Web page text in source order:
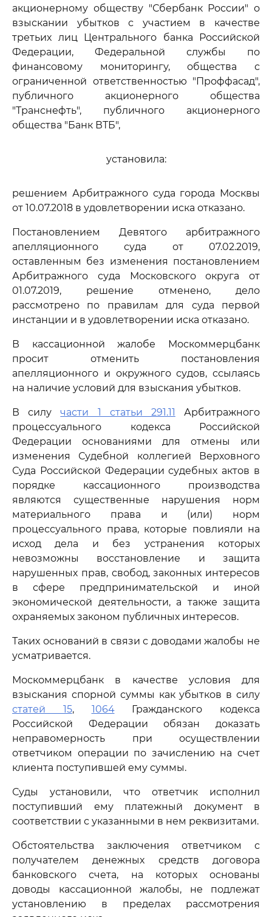
акционерному обществу "Сбербанк России" о
взыскании убытков с участием в качестве
третьих лиц Центрального банка Российской
Федерации, Федеральной службы по
финансовому мониторингу, общества с
ограниченной ответственностью "Проффасад",
публичного акционерного общества
"Транснефть", публичного акционерного
общества "Банк ВТБ",
установила:
решением Арбитражного суда города Москвы
от 10.07.2018 в удовлетворении иска отказано.
Постановлением Девятого арбитражного
апелляционного суда от 07.02.2019,
оставленным без изменения постановлением
Арбитражного суда Московского округа от
01.07.2019, решение отменено, дело
рассмотрено по правилам для суда первой
инстанции и в удовлетворении иска отказано.
В кассационной жалобе Москоммерцбанк
просит отменить постановления
апелляционного и окружного судов, ссылаясь
на наличие условий для взыскания убытков.
В силучасти 1 статьи 291.11 Арбитражного
процессуального кодекса Российской
Федерации основаниями для отмены или
изменения Судебной коллегией Верховного
Суда Российской Федерации судебных актов в
порядке кассационного производства
являются существенные нарушения норм
материального права и (или) норм
процессуального права, которые повлияли на
исход дела и без устранения которых
невозможны восстановление и защита
нарушенных прав, свобод, законных интересов
в сфере предпринимательской и иной
экономической деятельности, а также защита
охраняемых законом публичных интересов.
Таких оснований в связи с доводами жалобы не
усматривается.
Москоммерцбанк в качестве условия для
взыскания спорной суммы как убытков в силу
статей 15, 1064Гражданского кодекса
Российской Федерации обязан доказать
неправомерность при осуществлении
ответчиком операции по зачислению на счет
клиента поступившей ему суммы.
Суды установили, что ответчик исполнил
поступивший ему платежный документ в
соответствии с указанными в нем реквизитами.
Обстоятельства заключения ответчиком с
получателем денежных средств договора
банковского счета, на которых основаны
доводы кассационной жалобы, не подлежат
установлению в пределах рассмотрения